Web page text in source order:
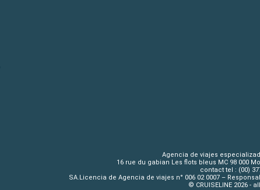
Agencia de viajes
16 rue du gabian Les flots bleus MC 98 000
contact tel : (00)
SA.Licencia de Agencia de viajes n° 006 02 0007 –
© CRUISELINE 2026 -